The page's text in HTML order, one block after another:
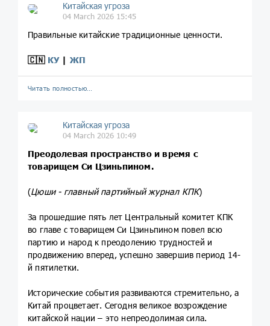
Китайская угроза
04 March 2026 15:45
Правильные китайские традиционные ценности.
🇨🇳 КУ| ЖП
Читать полностью…
Китайская угроза
04 March 2026 10:49
Преодолевая пространство и время с
товарищем Си Цзиньпином.
(Цюши - главный партийный журнал КПК)
За прошедшие пять лет Центральный комитет КПК
во главе с товарищем Си Цзиньпином повел всю
партию и народ к преодолению трудностей и
продвижению вперед, успешно завершив период 14-
й пятилетки.
Исторические события развиваются стремительно, а
Китай процветает. Сегодня великое возрождение
китайской нации – это непреодолимая сила.